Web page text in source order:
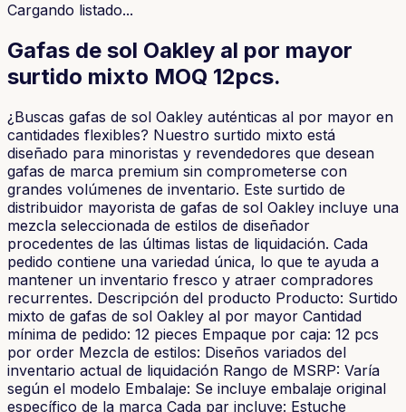
Cargando listado...
Gafas de sol Oakley al por mayor
surtido mixto MOQ 12pcs.
¿Buscas gafas de sol Oakley auténticas al por mayor en
cantidades flexibles? Nuestro surtido mixto está
diseñado para minoristas y revendedores que desean
gafas de marca premium sin comprometerse con
grandes volúmenes de inventario. Este surtido de
distribuidor mayorista de gafas de sol Oakley incluye una
mezcla seleccionada de estilos de diseñador
procedentes de las últimas listas de liquidación. Cada
pedido contiene una variedad única, lo que te ayuda a
mantener un inventario fresco y atraer compradores
recurrentes. Descripción del producto Producto: Surtido
mixto de gafas de sol Oakley al por mayor Cantidad
mínima de pedido: 12 pieces Empaque por caja: 12 pcs
por order Mezcla de estilos: Diseños variados del
inventario actual de liquidación Rango de MSRP: Varía
según el modelo Embalaje: Se incluye embalaje original
específico de la marca Cada par incluye: Estuche